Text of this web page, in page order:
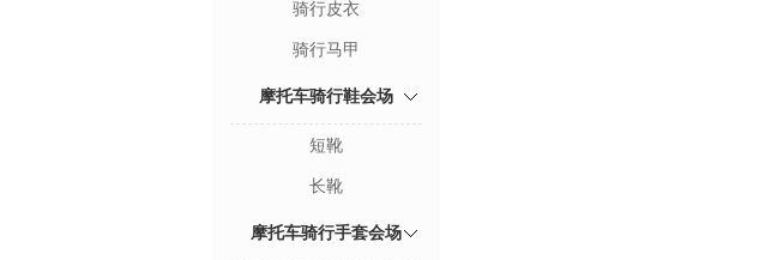
骑行皮衣
骑行马甲
摩托车骑行鞋会场
短靴
长靴
摩托车骑行手套会场